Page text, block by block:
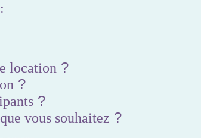
location ?
?
?
vous souhaitez ?